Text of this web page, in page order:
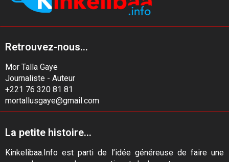
Retrouvez-nous...
Mor Talla Gaye
Journaliste - Auteur
+221 76 320 81 81
mortallusgaye@gmail.com
La petite histoire...
Kinkelibaa.Info est parti de l’idée généreuse de faire une